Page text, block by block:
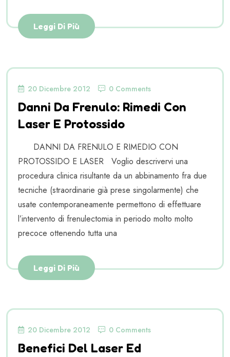
Leggi Di Più
20 Dicembre 2012 0 Comments
Danni Da Frenulo: Rimedi Con
Laser E Protossido
DANNI DA FRENULO E RIMEDIO CON
PROTOSSIDO E LASER Voglio descrivervi una
procedura clinica risultante da un abbinamento fra due
tecniche (straordinarie già prese singolarmente) che
usate contemporaneamente permettono di effettuare
l’intervento di frenulectomia in periodo molto molto
precoce ottenendo tutta una
Leggi Di Più
20 Dicembre 2012 0 Comments
Benefici Del Laser Ed